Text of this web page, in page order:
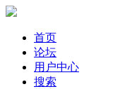
首页
论坛
用户中心
搜索